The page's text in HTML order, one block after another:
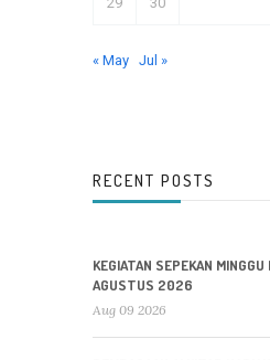
« May Jul »
RECENT POSTS
KEGIATAN SEPEKAN
AGUSTUS 2026
Aug 09 2026